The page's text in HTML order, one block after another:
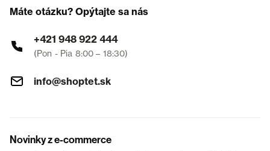
Máte otázku? Opýtajte sa nás
+421 948 922 444
(Pon - Pia 8:00 – 18:30)
info@shoptet.sk
Novinky z e-commerce